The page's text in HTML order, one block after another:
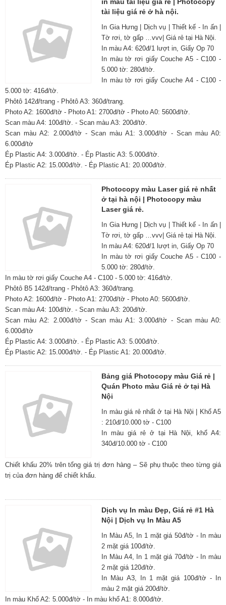
in màu tài liệu giá rẻ | Photocopy
tài liệu giá rẻ ở hà nội.
In Gia Hưng | Dịch vụ | Thiết kế - In ấn |
Tờ rơi, tờ gấp …vvv| Giá rẻ tại Hà Nội.
In màu A4: 620đ/1 lượt in, Giấy Op 70
In màu tờ rơi giấy Couche A5 - C100 -
5.000 tờ: 280đ/tờ.
In màu tờ rơi giấy Couche A4 - C100 -
5.000 tờ: 416đ/tờ.
Phôtô 142đ/trang - Phôtô A3: 360đ/trang.
Photo A2: 1600đ/tờ - Photo A1: 2700đ/tờ - Photo A0: 5600đ/tờ.
Scan màu A4: 100đ/tờ. - Scan màu A3: 200đ/tờ.
Scan màu A2: 2.000đ/tờ - Scan màu A1: 3.000đ/tờ - Scan màu A0:
6.000đ/tờ
Ép Plastic A4: 3.000đ/tờ. - Ép Plastic A3: 5.000đ/tờ.
Ép Plastic A2: 15.000đ/tờ. - Ép Plastic A1: 20.000đ/tờ.
Photocopy màu Laser giá rẻ nhất
ở tại hà nội | Photocopy màu
Laser giá rẻ.
In Gia Hưng | Dịch vụ | Thiết kế - In ấn |
Tờ rơi, tờ gấp …vvv| Giá rẻ tại Hà Nội.
In màu A4: 620đ/1 lượt in, Giấy Op 70
In màu tờ rơi giấy Couche A5 - C100 -
5.000 tờ: 280đ/tờ.
In màu tờ rơi giấy Couche A4 - C100 - 5.000 tờ: 416đ/tờ.
Phôtô B5 142đ/trang - Phôtô A3: 360đ/trang.
Photo A2: 1600đ/tờ - Photo A1: 2700đ/tờ - Photo A0: 5600đ/tờ.
Scan màu A4: 100đ/tờ. - Scan màu A3: 200đ/tờ.
Scan màu A2: 2.000đ/tờ - Scan màu A1: 3.000đ/tờ - Scan màu A0:
6.000đ/tờ
Ép Plastic A4: 3.000đ/tờ. - Ép Plastic A3: 5.000đ/tờ.
Ép Plastic A2: 15.000đ/tờ. - Ép Plastic A1: 20.000đ/tờ.
Bảng giá Photocopy màu Giá rẻ |
Quán Photo màu Giá rẻ ở tại Hà
Nội
In màu giá rẻ nhất ở tại Hà Nội | Khổ A5
: 210đ/10.000 tờ - C100
In màu giá rẻ ở tại Hà Nội, khổ A4:
340đ/10.000 tờ - C100
Chiết khấu 20% trên tổng giá trị đơn hàng – Sẽ phụ thuộc theo từng giá
trị của đơn hàng để chiết khấu.
Dịch vụ In màu Đẹp, Giá rẻ #1 Hà
Nội | Dịch vụ In Màu A5
In Màu A5, In 1 mặt giá 50đ/tờ - In màu
2 mặt giá 100đ/tờ.
In Màu A4, In 1 mặt giá 70đ/tờ - In màu
2 mặt giá 120đ/tờ.
In Màu A3, In 1 mặt giá 100đ/tờ - In
màu 2 mặt giá 200đ/tờ.
In màu Khổ A2: 5.000đ/tờ - In màu khổ A1: 8.000đ/tờ.